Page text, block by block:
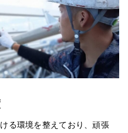
る環境を整えており、頑張